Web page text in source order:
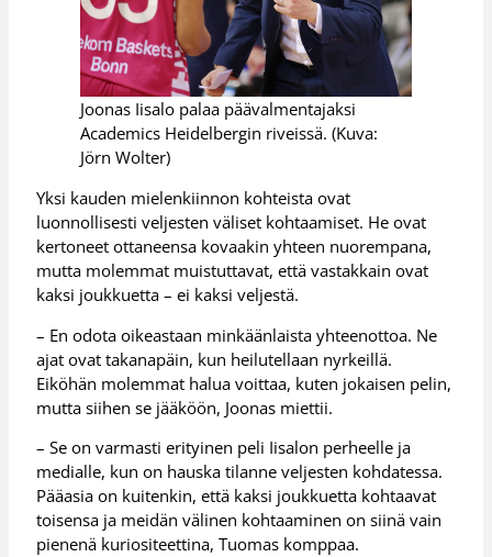
Joonas Iisalo palaa päävalmentajaksi
Academics Heidelbergin riveissä. (Kuva:
Jörn Wolter)
Yksi kauden mielenkiinnon kohteista ovat
luonnollisesti veljesten väliset kohtaamiset. He ovat
kertoneet ottaneensa kovaakin yhteen nuorempana,
mutta molemmat muistuttavat, että vastakkain ovat
kaksi joukkuetta – ei kaksi veljestä.
– En odota oikeastaan minkäänlaista yhteenottoa. Ne
ajat ovat takanapäin, kun heilutellaan nyrkeillä.
Eiköhän molemmat halua voittaa, kuten jokaisen pelin,
mutta siihen se jääköön, Joonas miettii.
– Se on varmasti erityinen peli Iisalon perheelle ja
medialle, kun on hauska tilanne veljesten kohdatessa.
Pääasia on kuitenkin, että kaksi joukkuetta kohtaavat
toisensa ja meidän välinen kohtaaminen on siinä vain
pienenä kuriositeettina, Tuomas komppaa.